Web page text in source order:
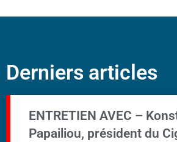
Derniers articles
ENTRETIEN AVEC –
Papailiou, président du